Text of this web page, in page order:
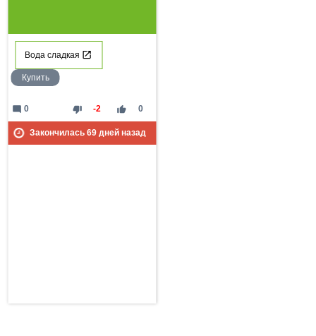
Вода сладкая
Купить
thumb_down -2 thumb_up 0
mode_comment 0
Закончилась 69дней назад